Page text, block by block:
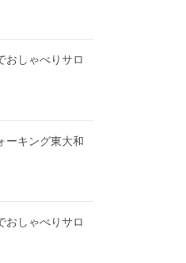
おしゃべりサロ
ーキング東大和
おしゃべりサロ